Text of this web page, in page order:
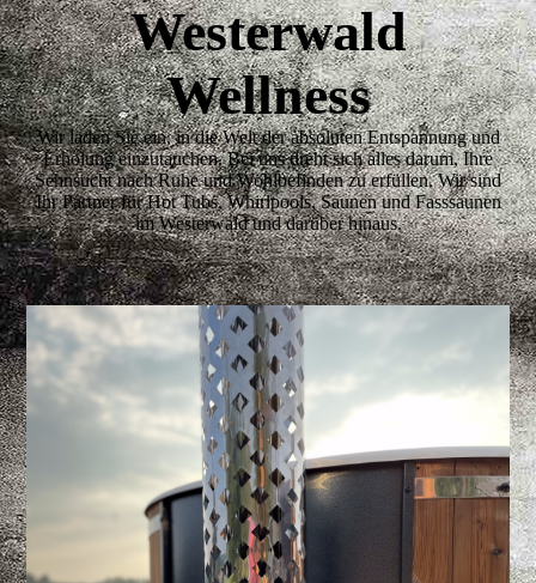
Westerwald
Wellness
Wir laden Sie ein, in die Welt der absoluten Entspannung und
Erholung einzutauchen. Bei uns dreht sich alles darum, Ihre
Sehnsucht nach Ruhe und Wohlbefinden zu erfüllen. Wir sind
Ihr Partner für Hot Tubs, Whirlpools, Saunen und Fasssaunen
im Westerwald und darüber hinaus.